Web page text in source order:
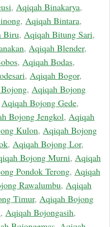
, Aqiqah Binakarya,
, Aqiqah Bintara,
Biru, Aqiqah Bitung Sari,
, Aqiqah Blender,
, Aqiqah Bodas,
, Aqiqah Bogor,
, Aqiqah Bojong
Aqiqah Bojong Gede,
Bojong Jengkol, Aqiqah
Kulon, Aqiqah Bojong
, Aqiqah Bojong Lor,
Bojong Murni, Aqiqah
Pondok Terong, Aqiqah
Rawalumbu, Aqiqah
Timur, Aqiqah Bojong
, Aqiqah Bojongasih,